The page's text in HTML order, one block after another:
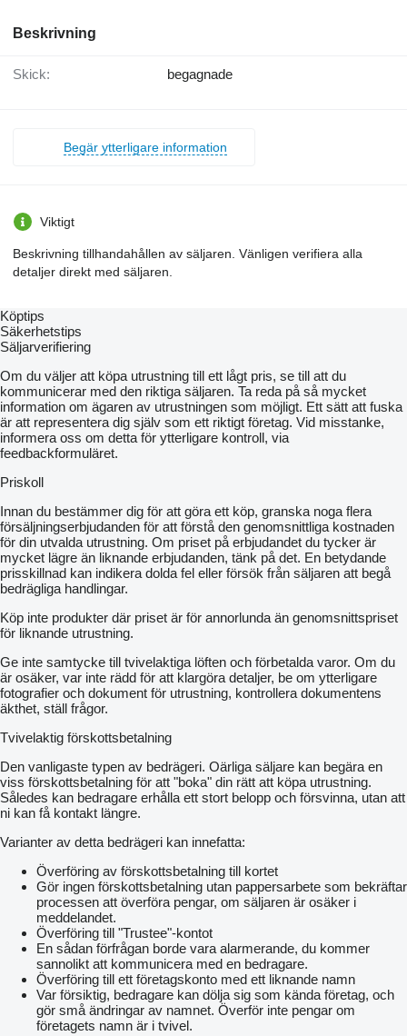
Beskrivning
Skick: begagnade
Begär ytterligare information
Viktigt
Beskrivning tillhandahållen av säljaren. Vänligen verifiera alla
detaljer direkt med säljaren.
Köptips
Säkerhetstips
Säljarverifiering
Om du väljer att köpa utrustning till ett lågt pris, se till att du
kommunicerar med den riktiga säljaren. Ta reda på så mycket
information om ägaren av utrustningen som möjligt. Ett sätt att fuska
är att representera dig själv som ett riktigt företag. Vid misstanke,
informera oss om detta för ytterligare kontroll, via
feedbackformuläret.
Priskoll
Innan du bestämmer dig för att göra ett köp, granska noga flera
försäljningserbjudanden för att förstå den genomsnittliga kostnaden
för din utvalda utrustning. Om priset på erbjudandet du tycker är
mycket lägre än liknande erbjudanden, tänk på det. En betydande
prisskillnad kan indikera dolda fel eller försök från säljaren att begå
bedrägliga handlingar.
Köp inte produkter där priset är för annorlunda än genomsnittspriset
för liknande utrustning.
Ge inte samtycke till tvivelaktiga löften och förbetalda varor. Om du
är osäker, var inte rädd för att klargöra detaljer, be om ytterligare
fotografier och dokument för utrustning, kontrollera dokumentens
äkthet, ställ frågor.
Tvivelaktig förskottsbetalning
Den vanligaste typen av bedrägeri. Oärliga säljare kan begära en
viss förskottsbetalning för att "boka" din rätt att köpa utrustning.
Således kan bedragare erhålla ett stort belopp och försvinna, utan att
ni kan få kontakt längre.
Varianter av detta bedrägeri kan innefatta:
Överföring av förskottsbetalning till kortet
Gör ingen förskottsbetalning utan pappersarbete som bekräftar
processen att överföra pengar, om säljaren är osäker i
meddelandet.
Överföring till "Trustee"-kontot
En sådan förfrågan borde vara alarmerande, du kommer
sannolikt att kommunicera med en bedragare.
Överföring till ett företagskonto med ett liknande namn
Var försiktig, bedragare kan dölja sig som kända företag, och
gör små ändringar av namnet. Överför inte pengar om
företagets namn är i tvivel.